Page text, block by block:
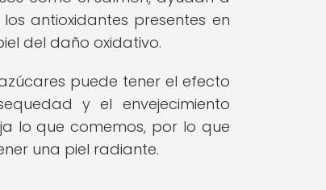
antioxidantes presentes en
del daño oxidativo.
puede tener el efecto
y el envejecimiento
lo que comemos, por lo que
una piel radiante.